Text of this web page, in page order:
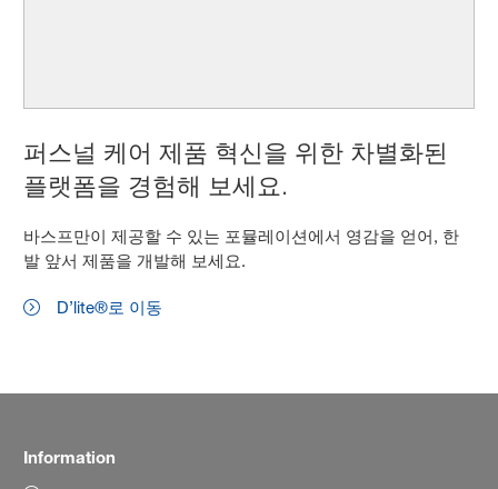
퍼스널 케어 제품 혁신을 위한 차별화된
플랫폼을 경험해 보세요.
바스프만이 제공할 수 있는 포뮬레이션에서 영감을 얻어, 한
발 앞서 제품을 개발해 보세요.
D’lite®로 이동
Information